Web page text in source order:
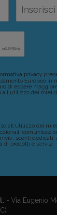
privacy
Europeo in
di essere
all'utilizzo dei miei
all'utilizzo dei
sconti
di prodotti e servizi
- Via Eugenio